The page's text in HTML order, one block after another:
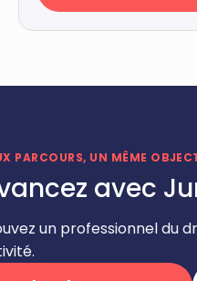
PARCOURS, UN MÊME
avec
un professionnel du